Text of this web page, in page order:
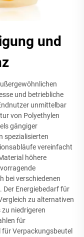
und
und betriebliche
unmittelbar
von Polyethylen
gängiger
spezialisierten
vereinfacht
höhere
bei verschiedenen
Energiebedarf für
zu alternativen
niedrigeren
für
Verpackungsbeutel